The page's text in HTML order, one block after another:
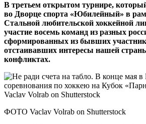
В третьем открытом турнире,
во Дворце спорта «Юбилейный» в
Стальной любительской хоккейной
участие восемь команд из разных
сформированных из бывших
отстаивавших интересы нашей
конфликтах.
ФОТО Vaclav Volrab on Shutterstock